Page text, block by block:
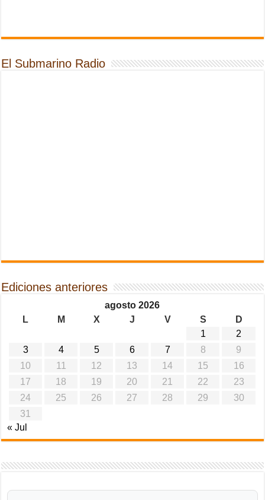
El Submarino Radio
Ediciones anteriores
agosto 2026
L
M X J V S
D
1
2
3
4 5 6 7 8
9
10
11 12 13 14 15
16
17
18 19 20 21 22
23
24
25 26 27 28 29
30
31
« Jul